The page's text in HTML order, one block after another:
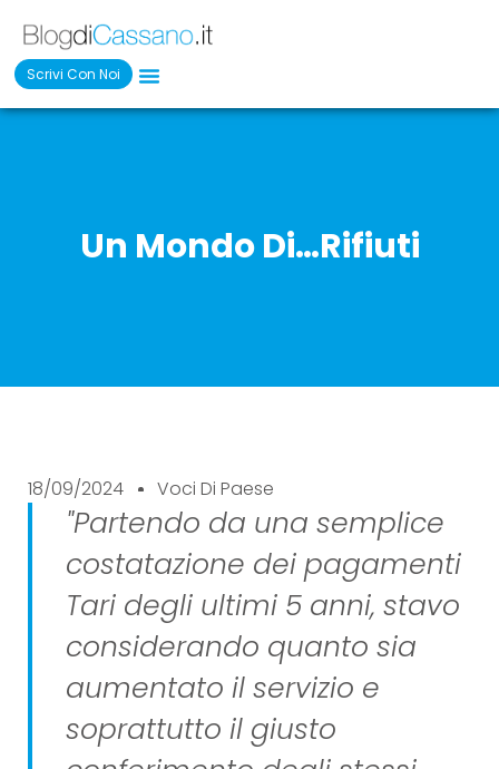
Scrivi Con Noi
Un Mondo Di…rifiuti
18/09/2024 Voci Di Paese
"Partendo da una semplice
costatazione dei pagamenti
Tari degli ultimi 5 anni, stavo
considerando quanto sia
aumentato il servizio e
soprattutto il giusto